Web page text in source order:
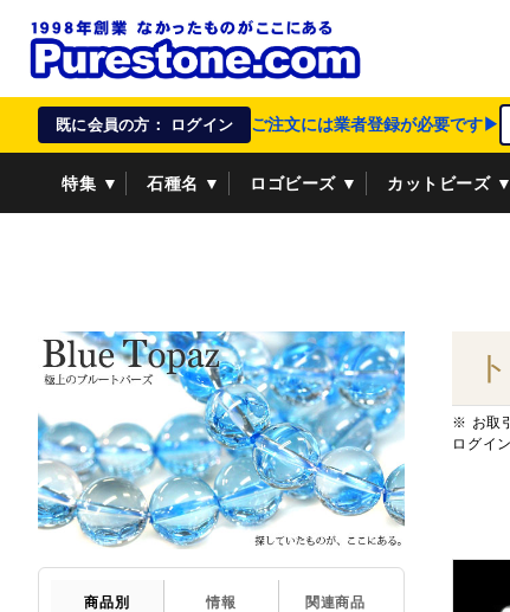
既に会員の方： ログイン ご注文には業者登録が必要です▶
特集 ▼ 石種名 ▼ ロゴビーズ ▼ カットビーズ ▼
商品別 情報 関連商品
※ お取
ログイ